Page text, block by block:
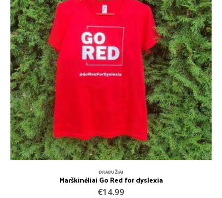
DRABUŽIAI
Marškinėliai Go Red for dyslexia
€14.99